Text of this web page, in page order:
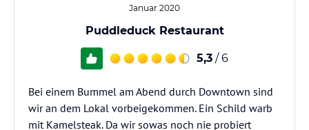
Januar 2020
Puddleduck Restaurant
5,3 / 6
Bei einem Bummel am Abend durch Downtown sind
wir an dem Lokal vorbeigekommen. Ein Schild warb
mit Kamelsteak. Da wir sowas noch nie probiert